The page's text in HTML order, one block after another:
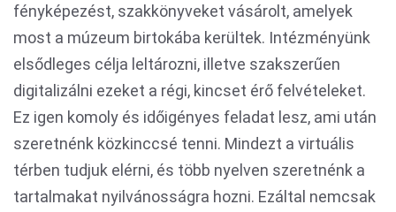
fényképezést, szakkönyveket vásárolt, amelyek
most a múzeum birtokába kerültek. Intézményünk
elsődleges célja leltározni, illetve szakszerűen
digitalizálni ezeket a régi, kincset érő felvételeket.
Ez igen komoly és időigényes feladat lesz, ami után
szeretnénk közkinccsé tenni. Mindezt a virtuális
térben tudjuk elérni, és több nyelven szeretnénk a
tartalmakat nyilvánosságra hozni. Ezáltal nemcsak